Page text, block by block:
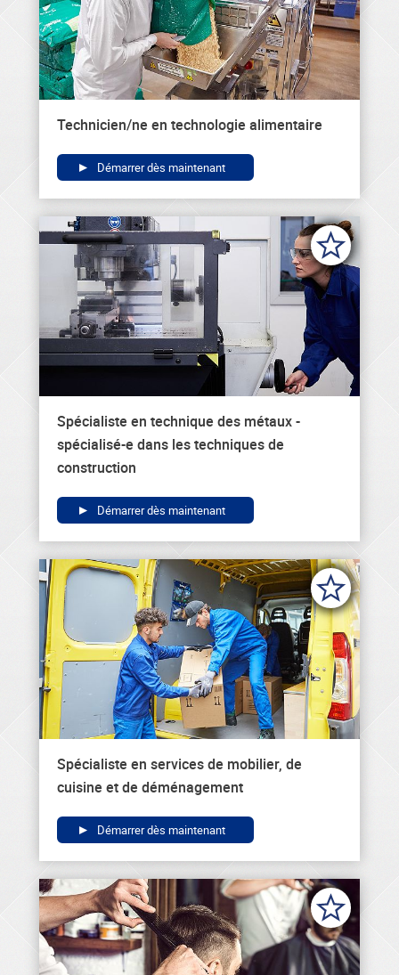
Technicien/ne en technologie alimentaire
Démarrer dès maintenant
Spécialiste en technique des métaux -
spécialisé-e dans les techniques de
construction
Démarrer dès maintenant
Spécialiste en services de mobilier, de
cuisine et de déménagement
Démarrer dès maintenant